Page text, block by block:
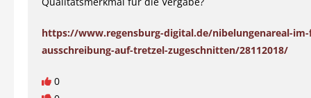
https://www.regensburg-digital.de/nibelungenareal-
ausschreibung-auf-tretzel-zugeschnitten/28112018/
0